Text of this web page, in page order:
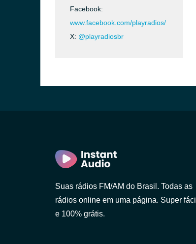
Facebook:
www.facebook.com/playradios/
X: @playradiosbr
Suas rádios FM/AM do Brasil. Todas as
rádios online em uma página. Super fácil
e 100% grátis.